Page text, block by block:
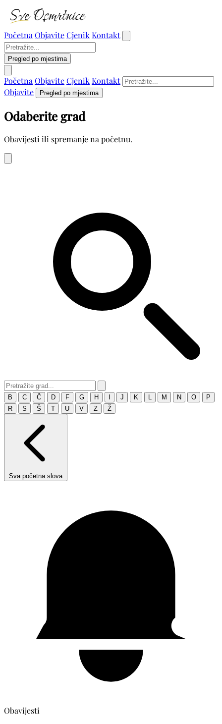
Početna ObjaviteCjenik Kontakt
Pregled po mjestima
Početna ObjaviteCjenik Kontakt
Objavite
Pregled po mjestima
Odaberite grad
Obavijesti ili spremanje na početnu.
B C Č D F G H J K M N O
P
R
S Š T U V Z Ž
Sva početna slova
Obavijesti